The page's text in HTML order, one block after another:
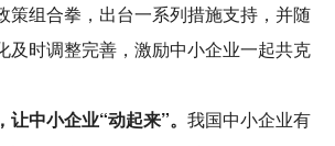
策组合拳，出台一系列措施支持，并随
及时调整完善，激励中小企业一起共克
中小企业“动起来”。 我国中小企业有